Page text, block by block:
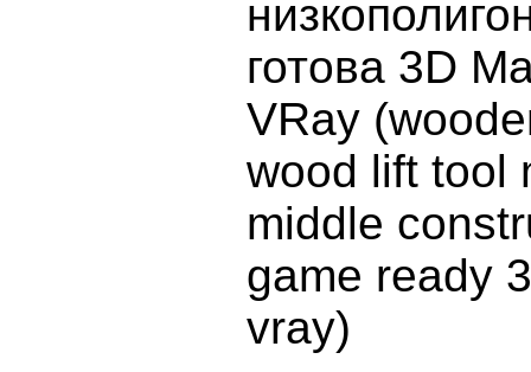
готова 3D
VRay (
wood lift tool
middle
game ready
vray)